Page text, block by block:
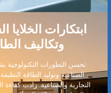
ابتكارات
وتكاليف
تحسن التطورات التكنولوجية
الصناعية وتوليد الطاقة
التجارية والصناعية. زادت كفاءة